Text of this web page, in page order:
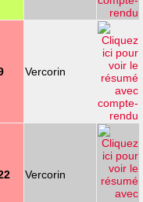
Vercorin
Vercorin